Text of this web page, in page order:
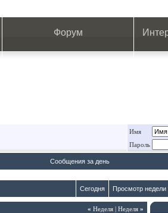
Форум
Имя
Пароль
Сообщения за день
Сегодня Просмотр недели
« Неделя | Неделя »